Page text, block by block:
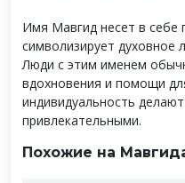
Имя Мавгид несет в себе
символизирует духовное
Люди с этим именем
вдохновения и помощи
индивидуальность
привлекательными.
Похожие на